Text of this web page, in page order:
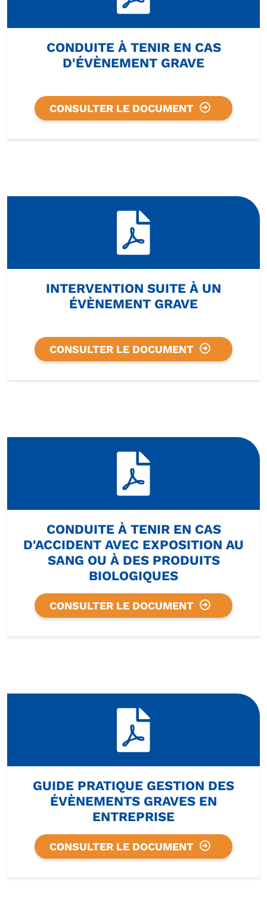
CONDUITE À TENIR EN CAS
D'ÉVÈNEMENT GRAVE
CONSULTER LE DOCUMENT
INTERVENTION SUITE À UN
ÉVÈNEMENT GRAVE
CONSULTER LE DOCUMENT
CONDUITE À TENIR EN CAS
D'ACCIDENT AVEC EXPOSITION AU
SANG OU À DES PRODUITS
BIOLOGIQUES
CONSULTER LE DOCUMENT
GUIDE PRATIQUE GESTION DES
ÉVÈNEMENTS GRAVES EN
ENTREPRISE
CONSULTER LE DOCUMENT